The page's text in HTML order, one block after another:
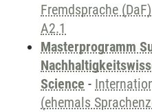
Fremdsprache
A2.1
Masterprogramm
Science -
(ehemals